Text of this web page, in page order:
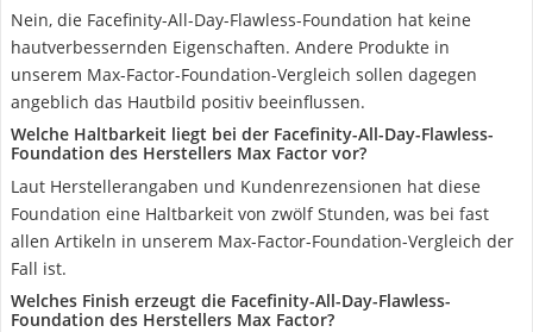
Nein, die Facefinity-All-Day-Flawless-Foundation hat keine
hautverbessernden Eigenschaften. Andere Produkte in
unserem Max-Factor-Foundation-Vergleich sollen dagegen
angeblich das Hautbild positiv beeinflussen.
Welche Haltbarkeit liegt bei der Facefinity-All-Day-Flawless-
Foundation des Herstellers Max Factor vor?
Laut Herstellerangaben und Kundenrezensionen hat diese
Foundation eine Haltbarkeit von zwölf Stunden, was bei fast
allen Artikeln in unserem Max-Factor-Foundation-Vergleich der
Fall ist.
Welches Finish erzeugt die Facefinity-All-Day-Flawless-
Foundation des Herstellers Max Factor?